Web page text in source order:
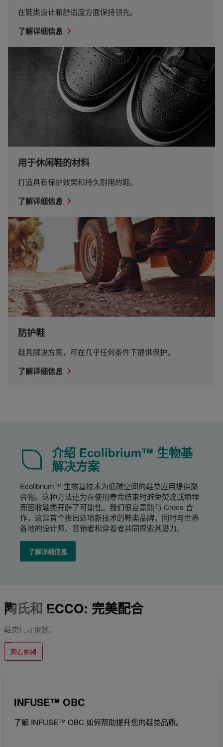
在鞋类设计和舒适度方面保持领先。
了解详细信息
用于休闲鞋的材料
打造具有保护效果和持久耐用的鞋。
了解详细信息
防护鞋
鞋具解决方案，可在几乎任何条件下提供保护。
了解详细信息
介绍 Ecolibrium™ 生物基
解决方案
Ecolibrium™ 生物基技术为低碳空间的鞋类应用提供聚
合物。这种方法还为在使用寿命结束时避免焚烧或填埋
而回收鞋类开辟了可能性。我们很自豪能与 Crocs 合
作，这是首个推出这项新技术的鞋类品牌，同时与世界
各地的设计师、营销者和穿着者共同探索其潜力。
了解详细信息
陶氏和 ECCO: 完美配合
鞋类设计定制。
观看视频
INFUSE™ OBC
了解 INFUSE™ OBC 如何帮助提升您的鞋类品质。